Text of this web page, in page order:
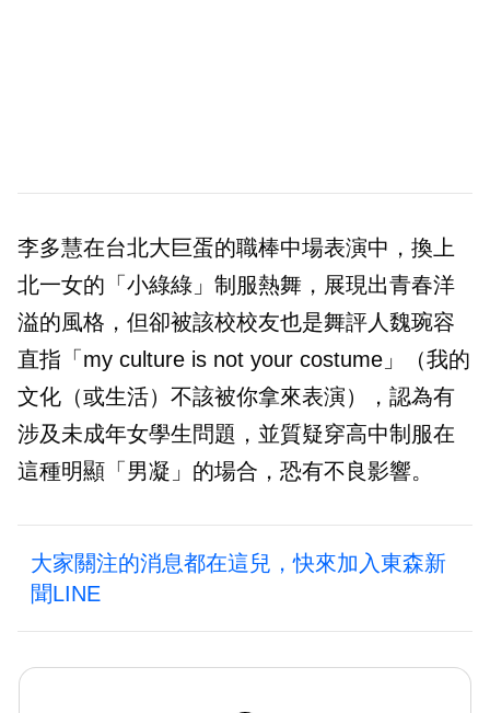
李多慧在台北大巨蛋的職棒中場表演中，換上
北一女的「小綠綠」制服熱舞，展現出青春洋
溢的風格，但卻被該校校友也是舞評人魏琬容
直指「my culture is not your costume」（我的
文化（或生活）不該被你拿來表演），認為有
涉及未成年女學生問題，並質疑穿高中制服在
這種明顯「男凝」的場合，恐有不良影響。
大家關注的消息都在這兒，快來加入東森新
聞LINE